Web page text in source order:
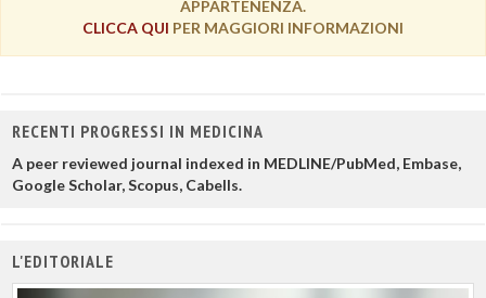
APPARTENENZA.
CLICCA QUI PER MAGGIORI INFORMAZIONI
RECENTI PROGRESSI IN MEDICINA
A peer reviewed journal indexed in MEDLINE/PubMed, Embase,
Google Scholar, Scopus, Cabells.
L'EDITORIALE